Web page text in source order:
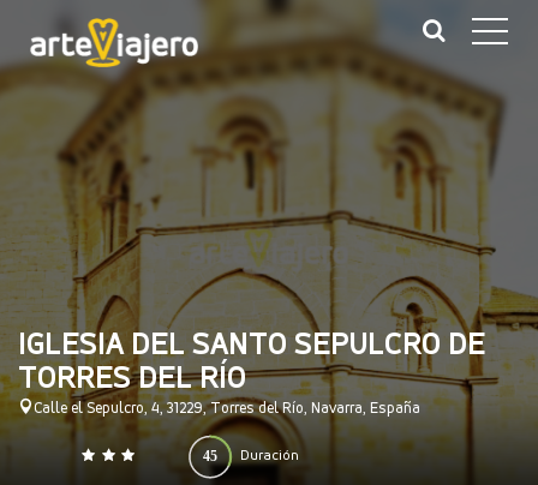
IGLESIA DEL SANTO SEPULCRO DE
TORRES DEL RÍO
Calle el Sepulcro, 4, 31229, Torres del Río, Navarra, España
Duración
45
0 140